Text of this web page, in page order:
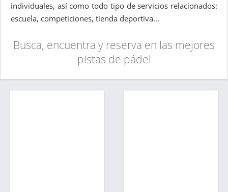
individuales, así como todo tipo de servicios relacionados:
escuela, competiciones, tienda deportiva...
Busca, encuentra y reserva en las mejores
pistas de pádel